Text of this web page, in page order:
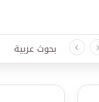
بحوث عربية